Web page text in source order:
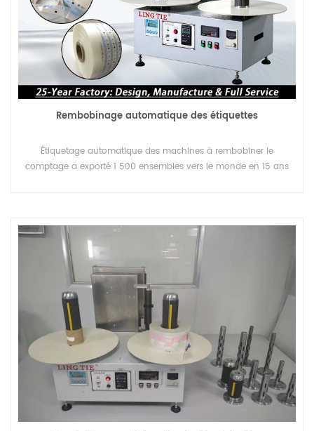
Rembobinage automatique des étiquettes
Étiquetage automatique des machines à rembobiner le
comptage a exporté 1 500 ensembles vers le monde en 15 ans